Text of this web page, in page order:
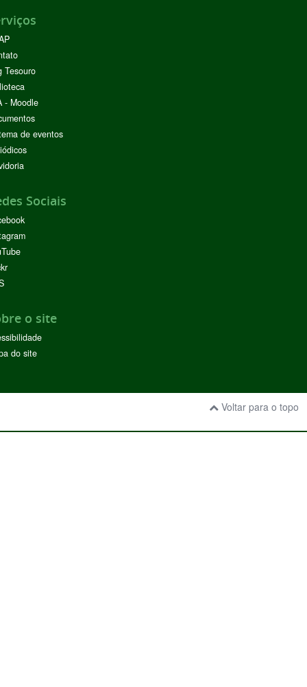
Tesouro
- Moodle
de eventos
Sociais
o site
do site
Voltar para o topo